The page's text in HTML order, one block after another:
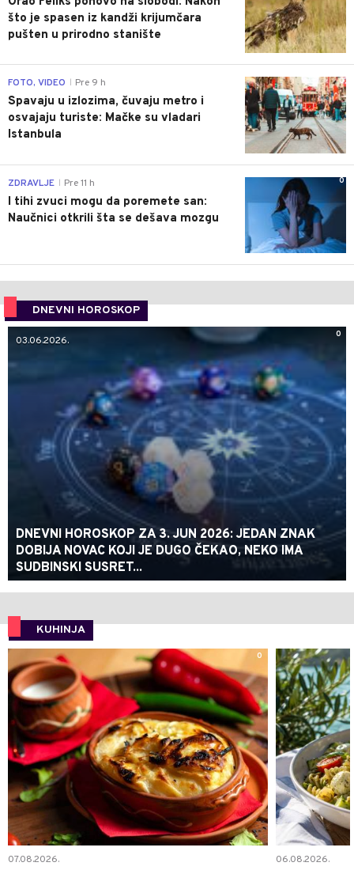
što je spasen iz kandži krijumčara
pušten u prirodno stanište
0
FOTO, VIDEO Pre 9 h
Spavaju u izlozima, čuvaju metro i
osvajaju turiste: Mačke su vladari
Istanbula
0
ZDRAVLJE Pre 11 h
I tihi zvuci mogu da poremete san:
Naučnici otkrili šta se dešava mozgu
DNEVNI HOROSKOP
0
03.06.2026.
DNEVNI HOROSKOP ZA 3. JUN 2026: JEDAN ZNAK
DOBIJA NOVAC KOJI JE DUGO ČEKAO, NEKO IMA
SUDBINSKI SUSRET...
KUHINJA
0
07.08.2026. 06.08.2026.